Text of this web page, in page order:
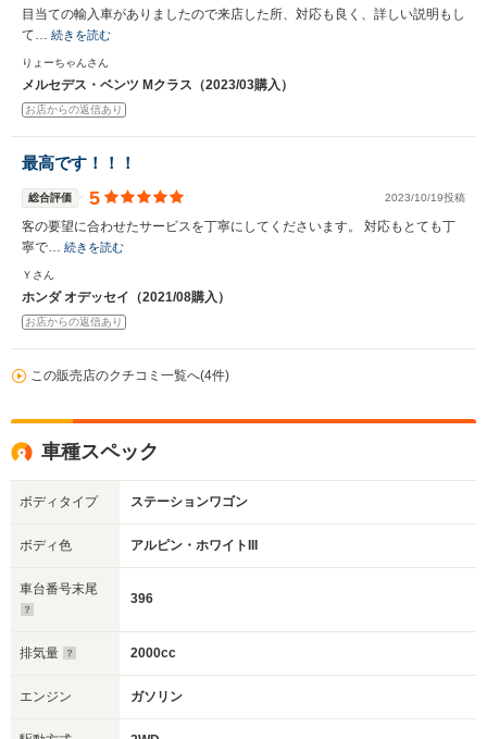
目当ての輸入車がありましたので来店した所、対応も良く、詳しい説明もし
て… 続きを読む
りょーちゃんさん
メルセデス・ベンツ Mクラス（2023/03購入）
お店からの返信あり
最高です！！！
総合評価 5 2023/10/19投稿
客の要望に合わせたサービスを丁寧にしてくださいます。 対応もとても丁
寧で… 続きを読む
Ｙさん
ホンダ オデッセイ（2021/08購入）
お店からの返信あり
この販売店のクチコミ一覧へ(4件)
車種スペック
ボディタイプ ステーションワゴン
ボディ色 アルピン・ホワイトIII
車台番号末尾
396
排気量 2000cc
エンジン ガソリン